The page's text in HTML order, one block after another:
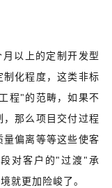
以上的定制开发型
化程度，这类非标
程"的范畴，如果不
那么项目交付过程
偏离等等这些使客
对客户的"过渡"承
就更加险峻了。